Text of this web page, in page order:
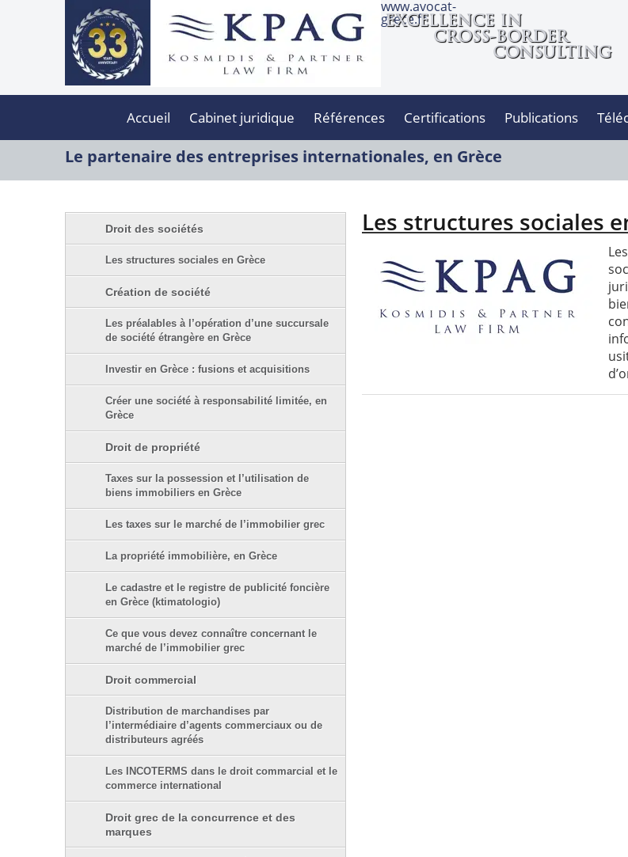
www.avocat-
grece.fr
EXCELLENCE IN
CROSS-BORDER
CONSULTING
Accueil Cabinet juridique Références Certifications Publications
Le partenaire des entreprises internationales, en Grèce
Droit des sociétés
Les structures sociales en Grèce
Création de société
Les préalables à l’opération d’une succursale
de société étrangère en Grèce
Investir en Grèce : fusions et acquisitions
Créer une société à responsabilité limitée, en
Grèce
Droit de propriété
Taxes sur la possession et l’utilisation de
biens immobiliers en Grèce
Les taxes sur le marché de l’immobilier grec
La propriété immobilière, en Grèce
Le cadastre et le registre de publicité foncière
en Grèce (ktimatologio)
Ce que vous devez connaître concernant le
marché de l’immobilier grec
Droit commercial
Distribution de marchandises par
l’intermédiaire d’agents commerciaux ou de
distributeurs agréés
Les INCOTERMS dans le droit commarcial et le
commerce international
Droit grec de la concurrence et des
marques
Les structures sociales